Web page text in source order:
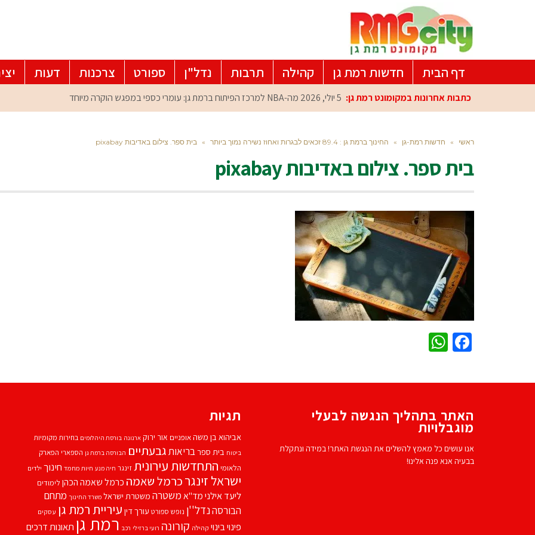
דף הבית חדשות רמת גן קהילה תרבות נדל"ן ספורט צרכנות דעות
כתבות אחרונות במקומונט רמת גן: 5 יולי, 2026 מה-NBA למרכז הפיתוח ברמת גן: עומרי כספי במפגש הוקרה מיוחד
ראשי » חדשות רמת-גן » החינוך ברמת גן : 89.4 זכאים לבגרות ואחוז נשירה נמוך ביותר » בית ספר. צילום באדיבות pixabay
בית ספר. צילום באדיבות pixabay
Facebook
האתר בתהליך הנגשה לבעלי
מוגבלויות
אנו עושים כל מאמץ להשלים את הנגשת האתר! במידה ונתקלת
בבעיה אנא פנה אלינו!
תגיות
אביהוא בן משהאופניים אור ירוק ארנונה בורסת היהלומים בחירות מקומיות
ביטוח בית ספרבריאותגבעתיים הבורסה ברמת גן הספארי הפארק
הלאומי התחדשות עירוניתזינגר חיה מנע חיות מחמד חינוך ילדים
ישראל זינגרכרמל שאמה כרמל שאמה הכהן לימודים
ליעד אילנימד''אמשטרה משטרת ישראל משרד החינוך מתחם
הבורסהנדל''ן נופש ספורט עורך דין עיריית רמת גן עסקים
פינוי בינוי קהילה קורונה רועי ברזילי רכב רמת גן תאונות דרכים